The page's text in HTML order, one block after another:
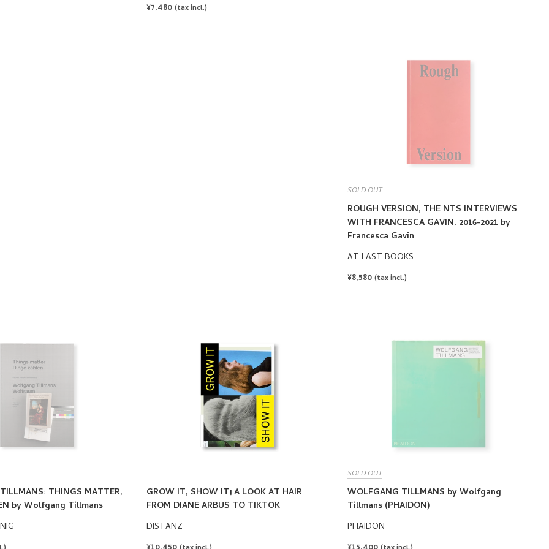
REGULAR
¥7,480 (tax incl.)
SOLD OUT
ROUGH VERSION, THE NTS INTERVIEWS
WITH FRANCESCA GAVIN, 2016-2021 by
Francesca Gavin
AT LAST BOOKS
REGULAR
¥8,580 (tax incl.)
THINGS MATTER,
by Wolfgang Tillmans
GROW IT, SHOW IT! A LOOK AT HAIR
FROM DIANE ARBUS TO TIKTOK
DISTANZ
SOLD OUT
WOLFGANG TILLMANS by Wolfgang
Tillmans (PHAIDON)
PHAIDON